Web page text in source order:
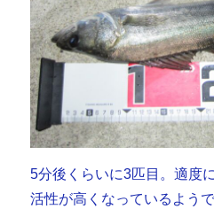
5分後くらいに3匹目。適度
活性が高くなっているよう